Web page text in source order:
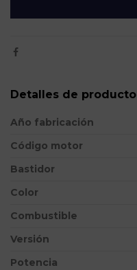
Detalles de producto
Año fabricación
Código motor
Bastidor
Color
Combustible
Versión
Potencia